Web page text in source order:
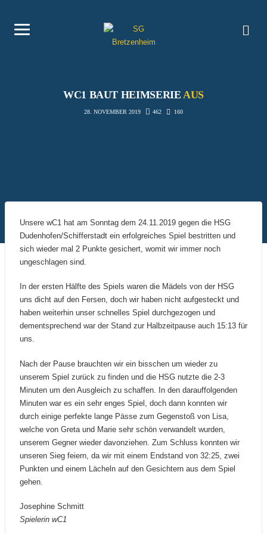
WC1 BAUT HEIMSERIEAUS
28. NOVEMBER 2019 462 160
Unsere wC1 hat am Sonntag dem 24.11.2019 gegen die HSG
Dudenhofen/Schifferstadt ein erfolgreiches Spiel bestritten und
sich wieder mal 2 Punkte gesichert, womit wir immer noch
ungeschlagen sind.
In der ersten Hälfte des Spiels waren die Mädels von der HSG
uns dicht auf den Fersen, doch wir haben nicht aufgesteckt und
haben weiterhin unser schnelles Spiel durchgezogen und
dementsprechend war der Stand zur Halbzeitpause auch 15:13 für
uns.
Nach der Pause brauchten wir ein bisschen um wieder zu
unserem Spiel zurück zu finden und die HSG nutzte die 2-3
Minuten um den Ausgleich zu schaffen. In den darauffolgenden
Minuten war es ein sehr enges Spiel, doch dann konnten wir
durch einige perfekte lange Pässe zum Gegenstoß von Lisa,
welche von Greta und Marie sehr schön verwandelt wurden,
unserem Gegner wieder davonziehen. Zum Schluss konnten wir
unseren Sieg feiern, da wir mit einem Endstand von 32:25, zwei
Punkten und einem Lächeln auf den Gesichtern aus dem Spiel
gehen.
Josephine Schmitt
Spielerin wC1